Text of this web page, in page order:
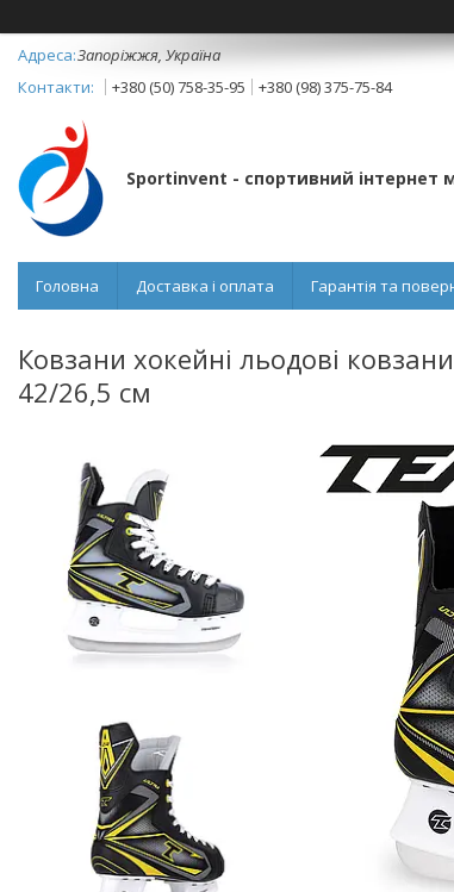
Запоріжжя, Україна
+380 (50) 758-35-95
+380 (98) 375-75-84
Sportinvent - спортивний інтернет
Головна Доставка і оплата Гарантія та
Ковзани хокейні льодові
42/26,5 см